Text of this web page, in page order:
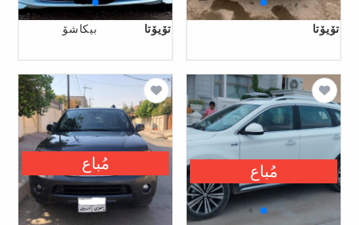
تۆیۆتا تۆیۆتا بیکاشۆ
مُباع مُباع